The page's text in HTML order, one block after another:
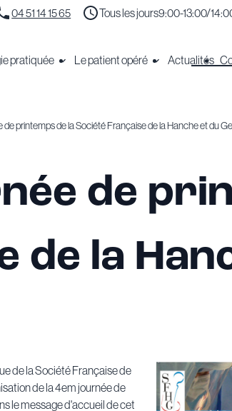
04 51 14 15 65 Tous les jours9:00-13:00/
pratiquée Le patient opéré Actualités
de printemps de la Société Française de la Hanche et du
de
de la
de la Société Française de
de la 4em journée de
le message d'accueil de cet